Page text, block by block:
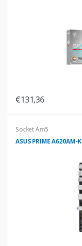
€131,36
Socket Am5
ASUS PRIME A620AM-K